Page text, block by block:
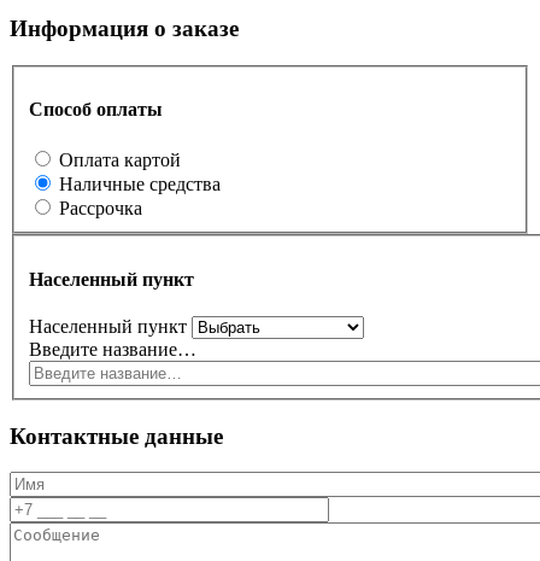
Информация о заказе
Способ оплаты
Оплата картой
Наличные средства
Рассрочка
Населенный пункт
Населенный пункт
Введите название…
Контактные данные